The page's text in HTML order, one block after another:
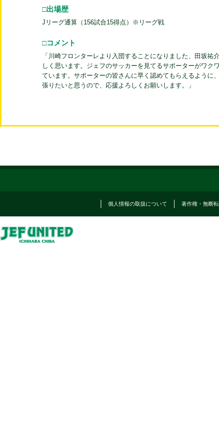
□出場歴
Jリーグ通算（156試合15得点）※リーグ戦
□コメント
「川崎フロンターレより入団することになりました、田坂
しく思います。ジェフのサッカーを見てるサポーターがワク
ています。サポーターの皆さんに早く認めてもらえるように
張りたいと思うので、応援よろしくお願いします。」
個人情報の取扱について 著作権・無断